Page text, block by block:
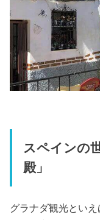
スペインの
殿」
グラナダ観光といえ